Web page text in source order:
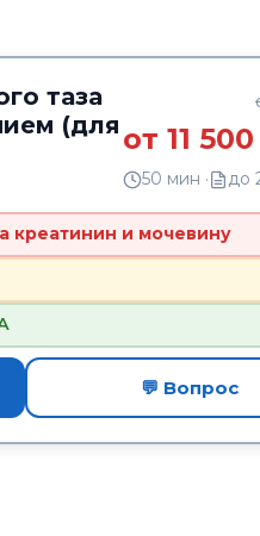
таза
(для от 11
50 мин · до
креатинин и мочевину
💬 Вопрос